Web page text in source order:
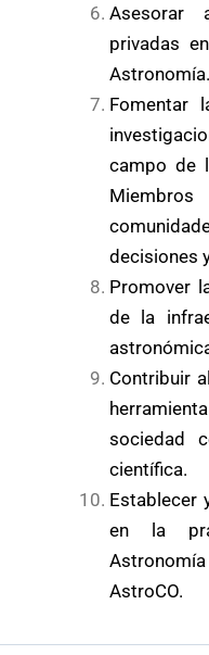
Asesorar
privadas
Astronomía.
Fomentar
campo de
decisiones
Promover
de la
Contribuir
sociedad
científica.
Establecer
en la
AstroCO.